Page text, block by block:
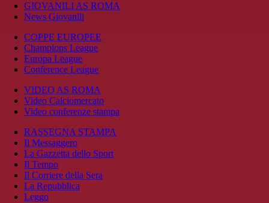
GIOVANILI AS ROMA
News Giovanili
COPPE EUROPEE
Champions League
Europa League
Conference League
VIDEO AS ROMA
Video Calciomercato
Video conferenze stampa
RASSEGNA STAMPA
Il Messaggero
La Gazzetta dello Sport
Il Tempo
Il Corriere della Sera
La Repubblica
Leggo